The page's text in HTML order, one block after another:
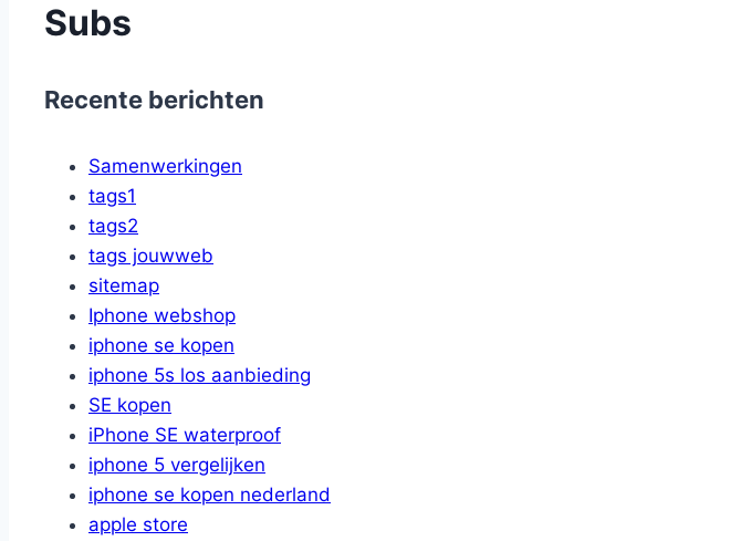
Subs
Recente berichten
Samenwerkingen
tags1
tags2
tags jouwweb
sitemap
Iphone webshop
iphone se kopen
iphone 5s los aanbieding
SE kopen
iPhone SE waterproof
iphone 5 vergelijken
iphone se kopen nederland
apple store